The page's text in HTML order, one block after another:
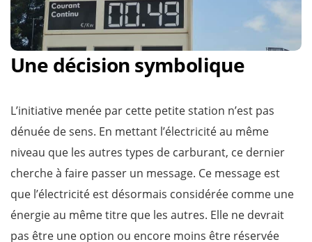
Une décision symbolique
L’initiative menée par cette petite station n’est pas
dénuée de sens. En mettant l’électricité au même
niveau que les autres types de carburant, ce dernier
cherche à faire passer un message. Ce message est
que l’électricité est désormais considérée comme une
énergie au même titre que les autres. Elle ne devrait
pas être une option ou encore moins être réservée